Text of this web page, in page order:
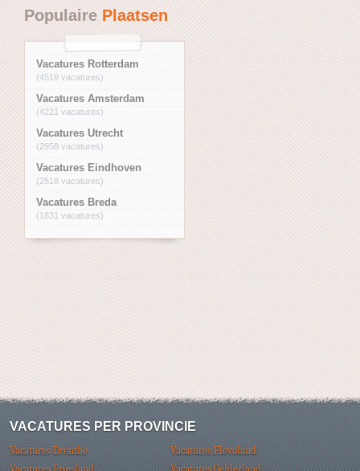
Populaire Plaatsen
Vacatures Rotterdam
(4519 vacatures)
Vacatures Amsterdam
(4221 vacatures)
Vacatures Utrecht
(2958 vacatures)
Vacatures Eindhoven
(2518 vacatures)
Vacatures Breda
(1831 vacatures)
VACATURES PER PROVINCIE
Vacatures Drenthe
Vacatures Flevoland